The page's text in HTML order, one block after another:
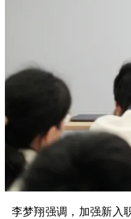
李梦翔强调，加强新入